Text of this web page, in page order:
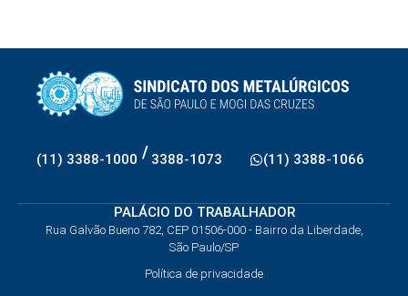
(11) 3388-1000 / 3388-1073 (11) 3388-1066
PALÁCIO DO TRABALHADOR
Rua Galvão Bueno 782, CEP 01506-000 - Bairro da Liberdade,
São Paulo/SP
Política de privacidade